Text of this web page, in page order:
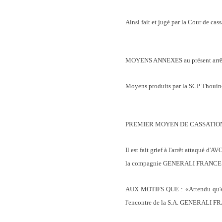
Ainsi fait et jugé par la Cour de
MOYENS ANNEXES au présent
Moyens produits par la SCP
PREMIER MOYEN DE
Il est fait grief à l'arrêt attaqué
la compagnie GENERALI
AUX MOTIFS QUE : «Attendu
l'encontre de la S.A. GENERALI